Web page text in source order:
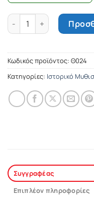
Γεώργιος Παπανδρέου
Κωδικός προϊόντος: Θ024
Κατηγορίες: Ιστορικό
Συγγραφέας
Επιπλέον πληροφορίες